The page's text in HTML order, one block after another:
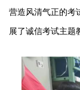
营造风清气正的考
展了诚信考试主题